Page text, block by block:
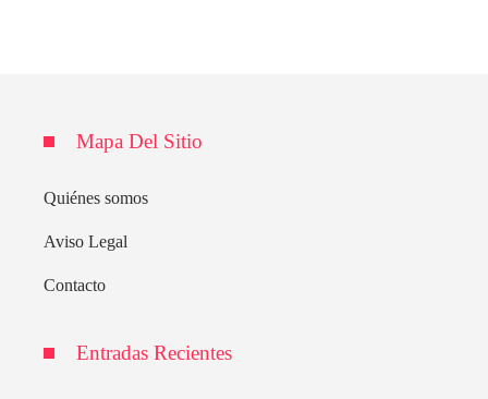
Mapa Del Sitio
Quiénes somos
Aviso Legal
Contacto
Entradas Recientes